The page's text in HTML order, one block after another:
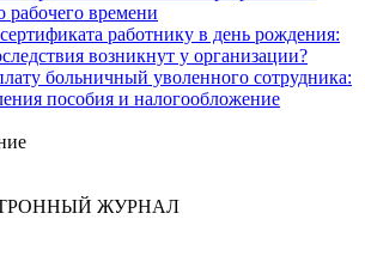
рабочего времени
работнику в день рождения:
возникнут у организации?
больничный уволенного сотрудника:
пособия и налогообложение
ЖУРНАЛ